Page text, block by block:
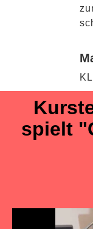
spielt